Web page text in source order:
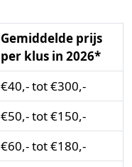
Gemiddelde prijs
per klus in 2026*
€40,- tot €300,-
€50,- tot €150,-
€60,- tot €180,-